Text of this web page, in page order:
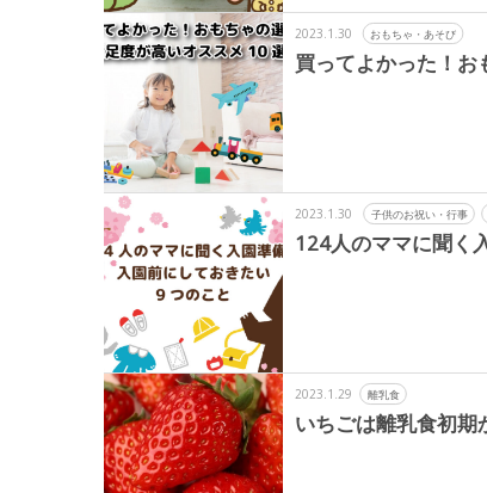
2023.1.30 おもちゃ・あそび
買ってよかった！
2023.1.30 子供のお祝い・行事
124人のママに聞く
2023.1.29 離乳食
いちごは離乳食初期